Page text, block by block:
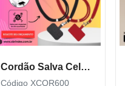
Cordão Salva Celular Universal De Qualidade Xcor600
Código XCOR600